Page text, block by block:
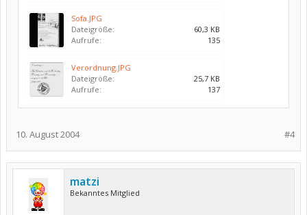
Sofa.JPG
Dateigröße:
60,3 KB
Aufrufe:
135
Verordnung.JPG
Dateigröße:
25,7 KB
Aufrufe:
137
#4
10. August 2004
matzi
Bekanntes Mitglied